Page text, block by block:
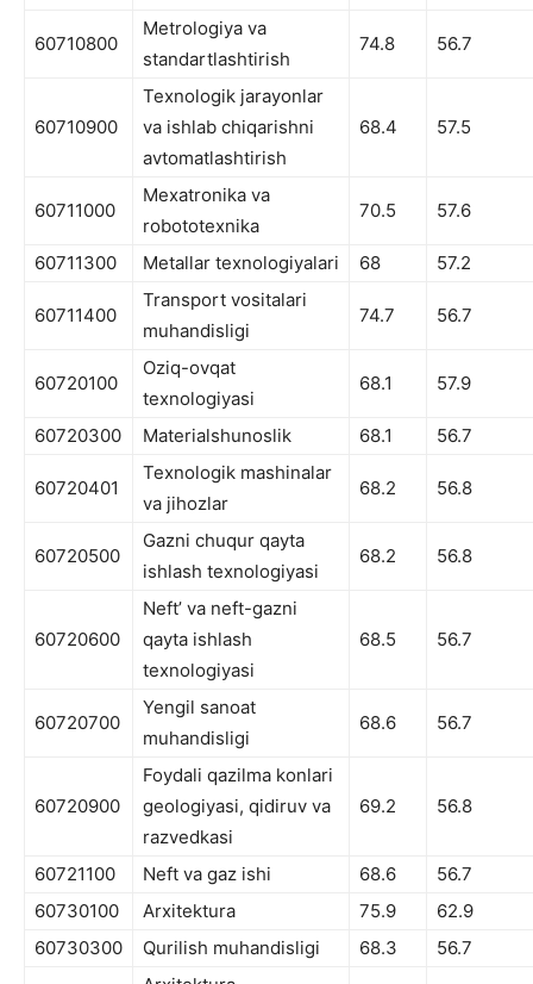
60710800
Metrologiya va
standartlashtirish
74.8 56.7
60710900
Texnologik jarayonlar
va ishlab chiqarishni
avtomatlashtirish
68.4 57.5
60711000
Mexatronika va
robototexnika
70.5 57.6
60711300 Metallar texnologiyalari 68 57.2
60711400
Transport vositalari
muhandisligi
74.7 56.7
60720100
Oziq-ovqat
texnologiyasi
68.1 57.9
60720300 Materialshunoslik 68.1 56.7
60720401
Texnologik mashinalar
va jihozlar
68.2 56.8
60720500
Gazni chuqur qayta
ishlash texnologiyasi
68.2 56.8
60720600
Neftʼ va neft-gazni
qayta ishlash
texnologiyasi
68.5 56.7
60720700
Yengil sanoat
muhandisligi
68.6 56.7
60720900
Foydali qazilma konlari
geologiyasi, qidiruv va
razvedkasi
69.2 56.8
60721100 Neft va gaz ishi 68.6
56.7
60730100
Arxitektura 75.9
62.9
60730300
Qurilish muhandisligi 68.3 56.7